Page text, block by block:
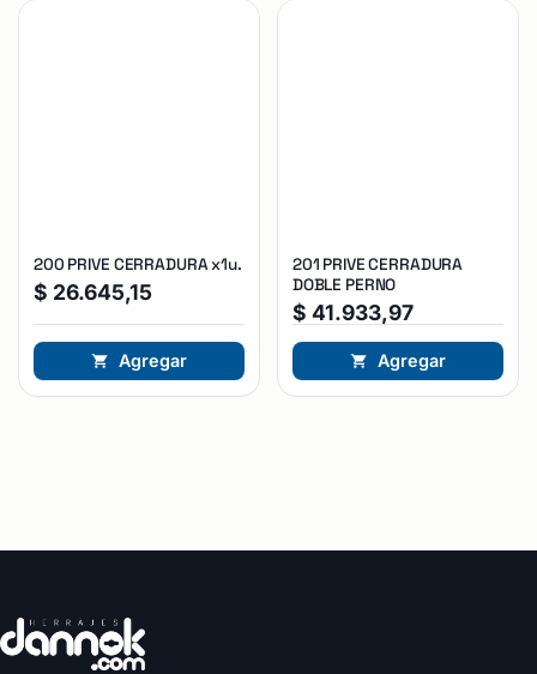
200 PRIVE CERRADURA x1u.
$ 26.645,15
Agregar
201 PRIVE CERRADURA
DOBLE PERNO
$ 41.933,97
Agregar